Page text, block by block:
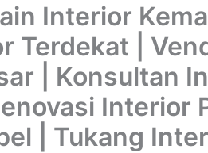
Interior
|
| Konsultan
Interior
| Tukang